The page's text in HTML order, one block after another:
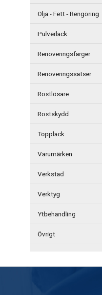
Olja - Fett - Rengöring
Pulverlack
Renoveringsfärger
Renoveringssatser
Rostlösare
Rostskydd
Topplack
Varumärken
Verkstad
Verktyg
Ytbehandling
Övrigt